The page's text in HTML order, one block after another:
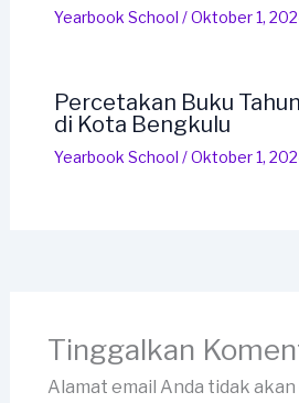
Yearbook School /Oktober 1,
Percetakan Buku
di Kota Bengkulu
Yearbook School /Oktober 1,
Tinggalkan
Alamat email Anda tidak